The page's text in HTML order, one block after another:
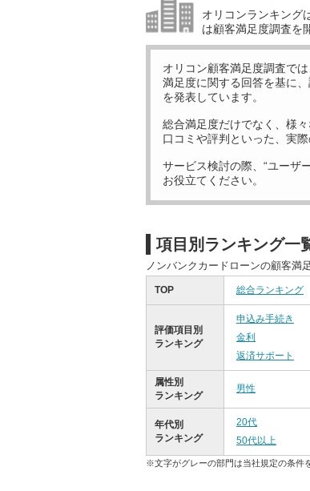
オリコンランキング
は顧客満足度調査を
オリコン顧客満足度調査で
満足度に関する回答を基に
を発表しています。
総合満足度だけでなく、様
口コミや評判といった、実
サービス検討の際、“ユーザ
お役立てください。
項目別ランキング一
ノンバンクカードローンの顧客満
TOP 総合ランキング
評価項目別
ランキング
申込み手続き
金利
返済サポート
属性別
ランキング
男性
年代別
ランキング
20代
50代以上
※文字がグレーの部門は当社規定の条件